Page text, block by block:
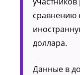
сравнению
доллара.
Данные в